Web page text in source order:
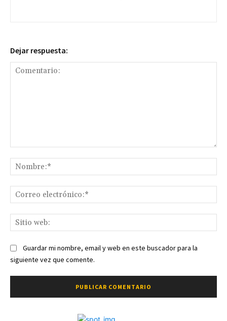
Dejar respuesta:
Guardar mi nombre, email y web en este buscador para la
siguiente vez que comente.